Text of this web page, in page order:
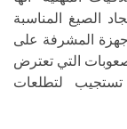
الصيغ المناسبة
المشرفة على
التي تعترض
تستجيب لتطلعات